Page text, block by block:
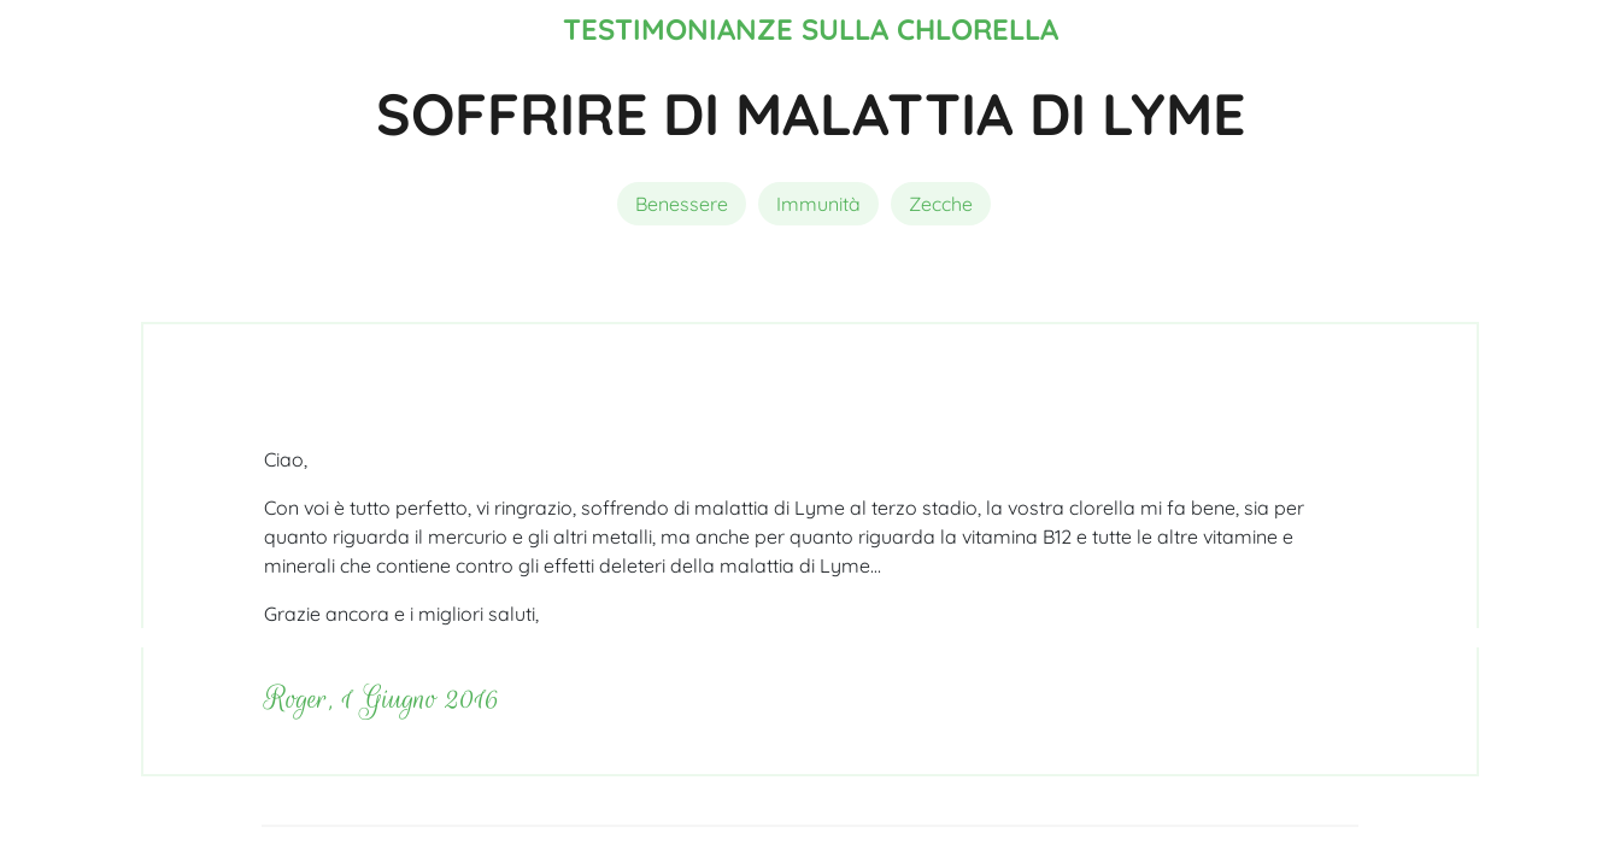
TESTIMONIANZE SULLA CHLORELLA
SOFFRIRE DI MALATTIA DI LYME
Benessere Immunità Zecche
Ciao,
Con voi è tutto perfetto, vi ringrazio, soffrendo di malattia di Lyme al terzo stadio, la vostra clorella mi fa bene, sia per
quanto riguarda il mercurio e gli altri metalli, ma anche per quanto riguarda la vitamina B12 e tutte le altre vitamine e
minerali che contiene contro gli effetti deleteri della malattia di Lyme…
Grazie ancora e i migliori saluti,
Roger, 1 Giugno 2016